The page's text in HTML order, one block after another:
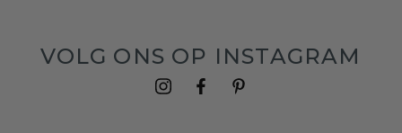
VOLG ONS OP INSTAGRAM